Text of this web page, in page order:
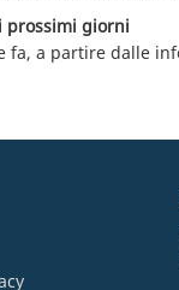
prossimi giorni
fa, a partire dalle